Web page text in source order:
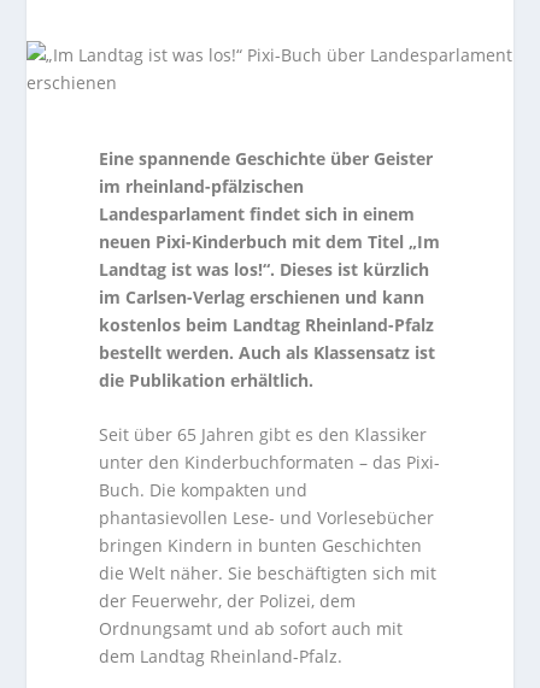
Eine spannende Geschichte über Geister
im rheinland-pfälzischen
Landesparlament findet sich in einem
neuen Pixi-Kinderbuch mit dem Titel „Im
Landtag ist was los!“. Dieses ist kürzlich
im Carlsen-Verlag erschienen und kann
kostenlos beim Landtag Rheinland-Pfalz
bestellt werden. Auch als Klassensatz ist
die Publikation erhältlich.
Seit über 65 Jahren gibt es den Klassiker
unter den Kinderbuchformaten – das Pixi-
Buch. Die kompakten und
phantasievollen Lese- und Vorlesebücher
bringen Kindern in bunten Geschichten
die Welt näher. Sie beschäftigten sich mit
der Feuerwehr, der Polizei, dem
Ordnungsamt und ab sofort auch mit
dem Landtag Rheinland-Pfalz.